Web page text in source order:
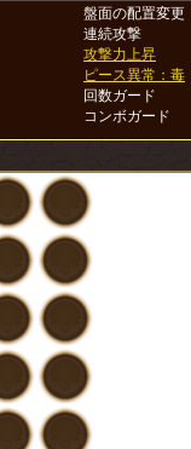
盤面の配置変更
連続攻撃
攻撃力上昇
ピース異常：毒
回数ガード
コンボガード